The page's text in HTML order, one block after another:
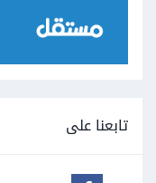
تابعنا على